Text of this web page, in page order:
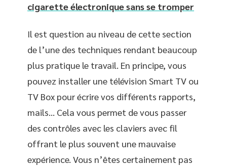
cigarette électronique sans se tromper
Il est question au niveau de cette section
de l’une des techniques rendant beaucoup
plus pratique le travail. En principe, vous
pouvez installer une télévision Smart TV ou
TV Box pour écrire vos différents rapports,
mails… Cela vous permet de vous passer
des contrôles avec les claviers avec fil
offrant le plus souvent une mauvaise
expérience. Vous n’êtes certainement pas